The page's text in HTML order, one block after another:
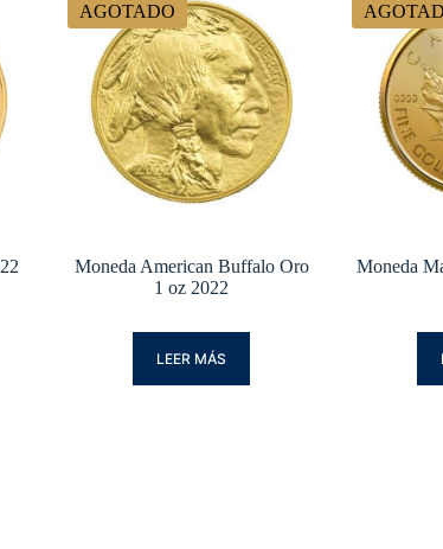
AGOTADO
Moneda American Buffalo Oro
1 oz 2022
LEER MÁS
Moneda